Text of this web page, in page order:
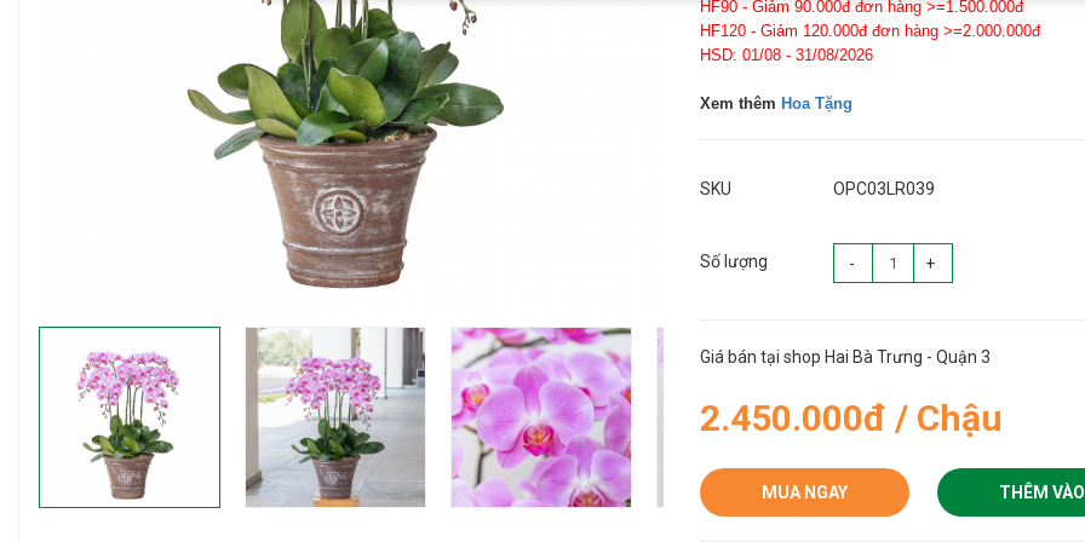
HF90 - Giảm 90.000đ đơn hàng >=1.500.000đ
HF120 - Giảm 120.000đ đơn hàng >=2.000.000đ
HSD: 01/08 - 31/08/2026
Xem thêm Hoa Tặng
SKU OPC03LR039
Số lượng - +
Giá bán tại shop Hai Bà Trưng - Quận 3
2.450.000đ / Chậu
MUA NGAY THÊM